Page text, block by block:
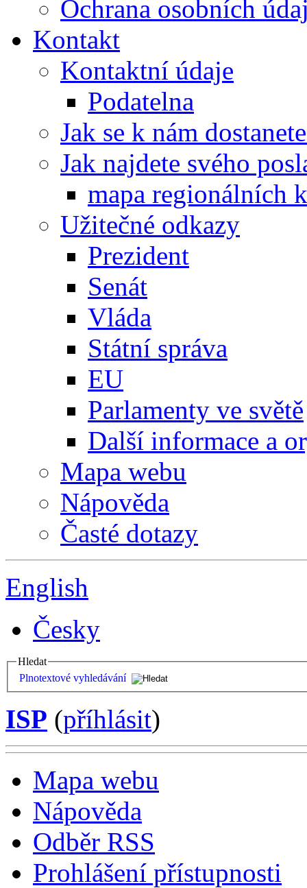
Ochrana osobních
Kontakt
Kontaktní údaje
Podatelna
Jak se k nám
Jak najdete svého
mapa regionálních
Užitečné odkazy
Prezident
Senát
Vláda
Státní správa
EU
Parlamenty ve světě
Další informace a
Mapa webu
Nápověda
Časté dotazy
English
Česky
Hledat
Plnotextové vyhledávání
ISP (příhlásit)
Mapa webu
Nápověda
Odběr RSS
Prohlášení přístupnosti